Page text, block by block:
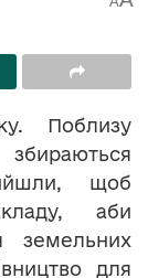
Поблизу
щоб
аби
земельних
для